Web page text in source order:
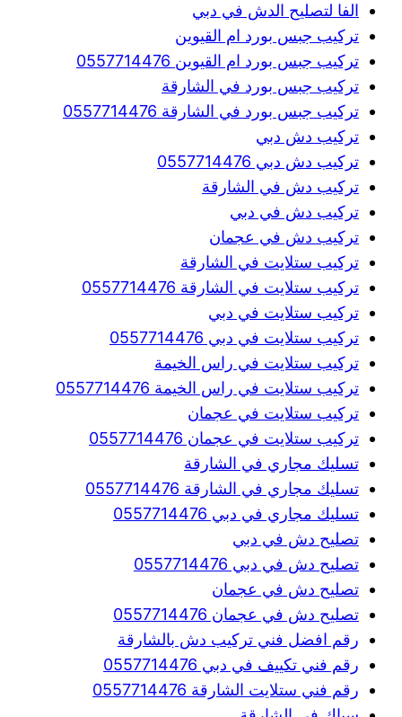
الفا لتصليح الدش في دبي
تركيب جبس بورد ام القيوين
تركيب جبس بورد ام القيوين 0557714476
تركيب جبس بورد في الشارقة
تركيب جبس بورد في الشارقة 0557714476
تركيب دش دبي
تركيب دش دبي 0557714476
تركيب دش في الشارقة
تركيب دش في دبي
تركيب دش في عجمان
تركيب ستلايت في الشارقة
تركيب ستلايت في الشارقة 0557714476
تركيب ستلايت في دبي
تركيب ستلايت في دبي 0557714476
تركيب ستلايت في راس الخيمة
تركيب ستلايت في راس الخيمة 0557714476
تركيب ستلايت في عجمان
تركيب ستلايت في عجمان 0557714476
تسليك مجاري في الشارقة
تسليك مجاري في الشارقة 0557714476
تسليك مجاري في دبي 0557714476
تصليح دش في دبي
تصليح دش في دبي 0557714476
تصليح دش في عجمان
تصليح دش في عجمان 0557714476
رقم افضل فني تركيب دش بالشارقة
رقم فني تكييف في دبي 0557714476
رقم فني ستلايت الشارقة 0557714476